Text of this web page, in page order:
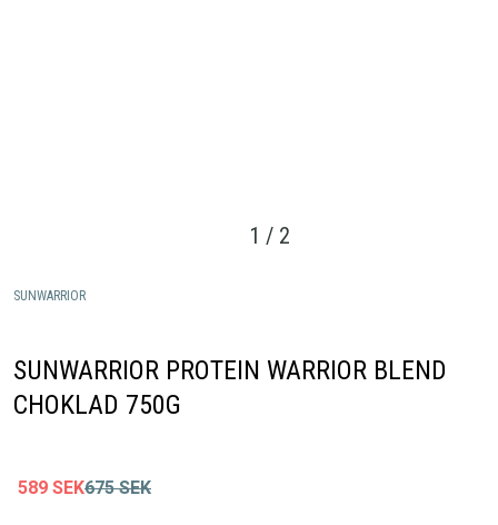
1 / 2
SUNWARRIOR
SUNWARRIOR PROTEIN WARRIOR BLEND
CHOKLAD 750G
589 SEK675 SEK